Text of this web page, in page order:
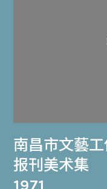
南昌市文藝
报刊美术集
1971